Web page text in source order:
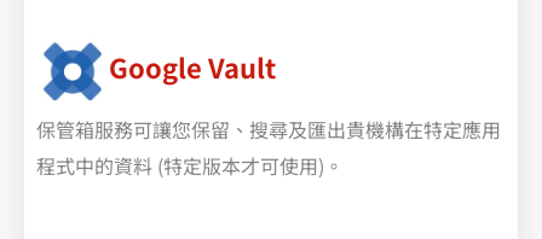
Google Vault
保管箱服務可讓您保留、搜尋及匯出貴機構在特定應用
程式中的資料 (特定版本才可使用)。